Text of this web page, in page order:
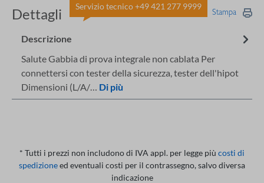
Dettagli Servizio tecnico +49 421 277 9999
Stampa
Descrizione
Salute Gabbia di prova integrale non cablata Per
connettersi con tester della sicurezza, tester dell'hipot
Dimensioni (L/A/… Di più
* Tutti i prezzi non includono di IVA appl. per legge più costi di
spedizioneed eventuali costi per il contrassegno, salvo diversa
indicazione